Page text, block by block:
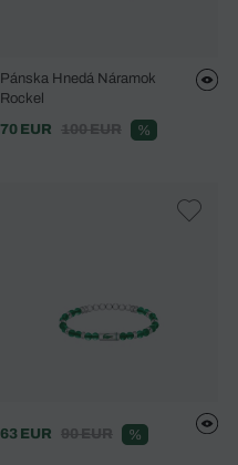
Pánska Hnedá Náramok
Rockel
70 EUR
100 EUR %
63 EUR 90 EUR %